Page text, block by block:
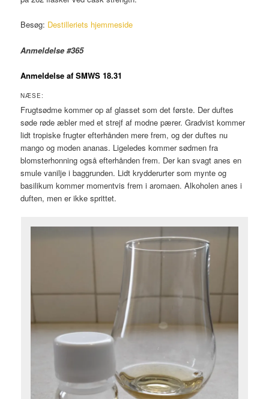
Besøg: Destilleriets hjemmeside
Anmeldelse #365
Anmeldelse af SMWS 18.31
NÆSE:
Frugtsødme kommer op af glasset som det første. Der duftes
søde røde æbler med et strejf af modne pærer. Gradvist kommer
lidt tropiske frugter efterhånden mere frem, og der duftes nu
mango og moden ananas. Ligeledes kommer sødmen fra
blomsterhonning også efterhånden frem. Der kan svagt anes en
smule vanilje i baggrunden. Lidt krydderurter som mynte og
basilikum kommer momentvis frem i aromaen. Alkoholen anes i
duften, men er ikke sprittet.